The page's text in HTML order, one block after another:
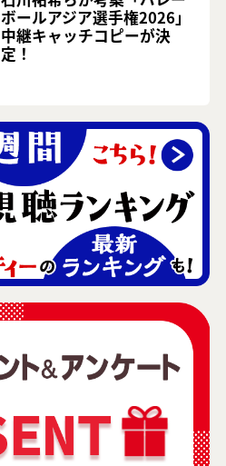
ボールアジア選手権2026」
中継キャッチコピーが決
定！